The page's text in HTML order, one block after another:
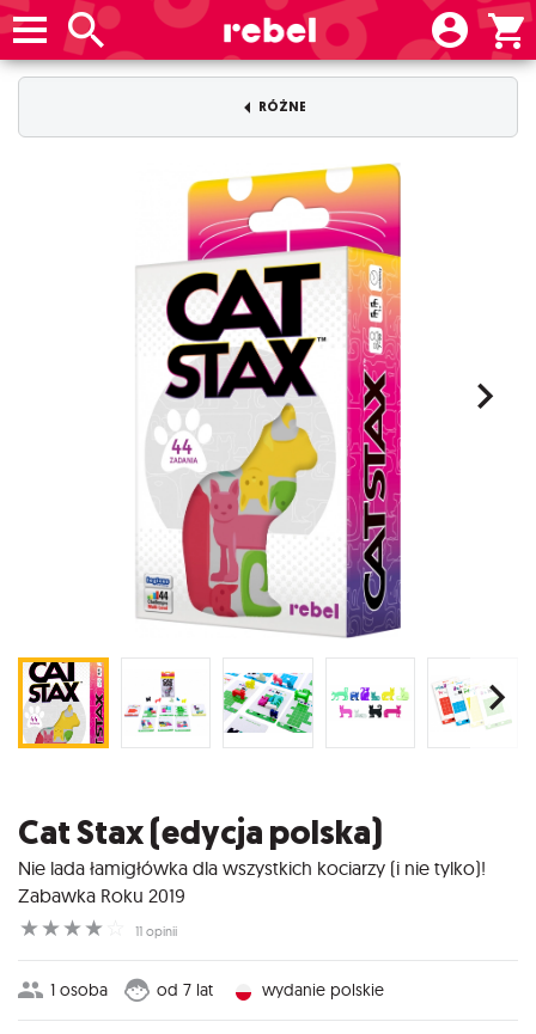
RÓŻNE
Cat Stax (edycja polska)
Nie lada łamigłówka dla wszystkich kociarzy (i nie tylko)!
Zabawka Roku 2019
☆
☆
☆
☆ 11 opinii
1 osoba od 7 lat wydanie polskie